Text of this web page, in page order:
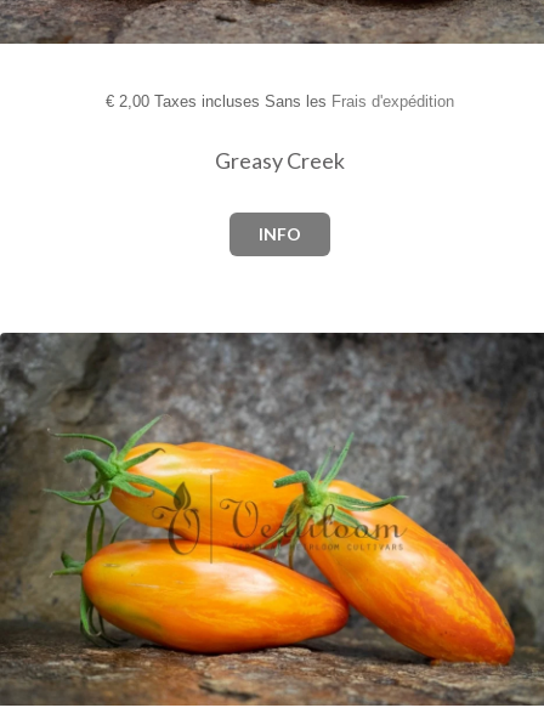
€2,00 Taxes incluses Sans les Frais d'expédition
Greasy Creek
INFO